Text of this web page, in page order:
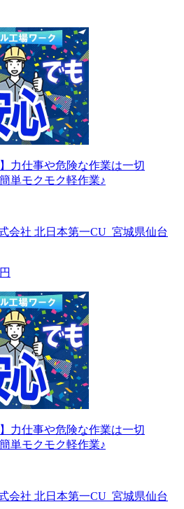
力仕事や危険な作業は一切
単モクモク軽作業♪
会社 北日本第一CU_宮城県仙台
力仕事や危険な作業は一切
単モクモク軽作業♪
会社 北日本第一CU_宮城県仙台